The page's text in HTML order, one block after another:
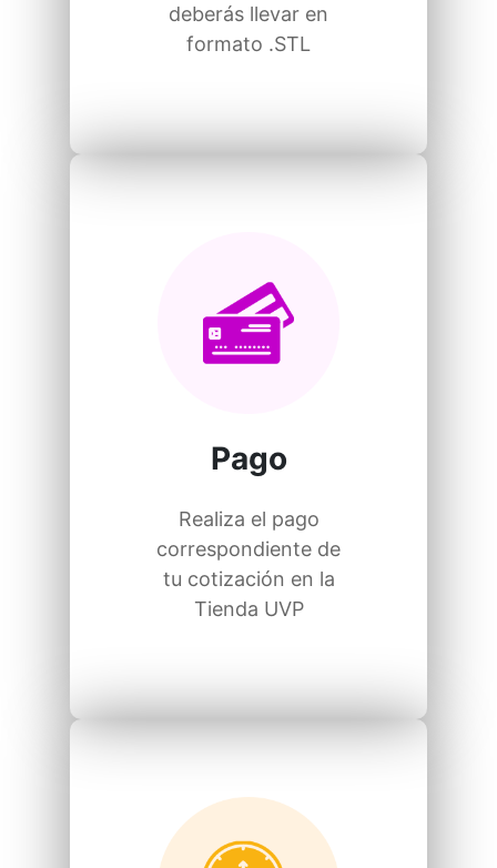
deberás llevar en
formato .STL
Pago
Realiza el pago
correspondiente de
tu cotización en la
Tienda UVP